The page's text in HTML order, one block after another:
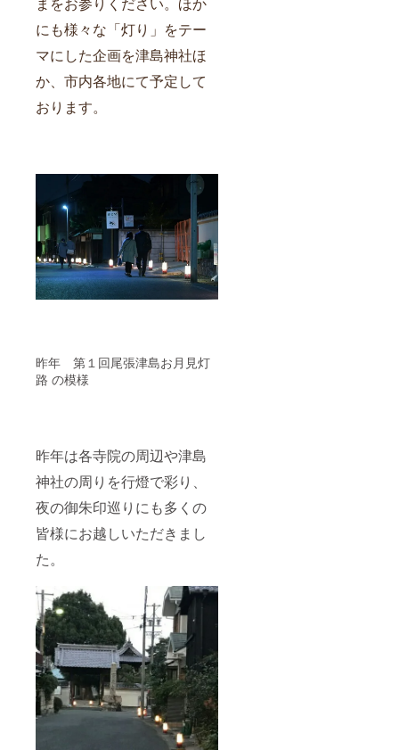
まをお参りください。ほか
にも様々な「灯り」をテー
マにした企画を津島神社ほ
か、市内各地にて予定して
おります。
昨年 第１回尾張津島お月見灯
路 の模様
昨年は各寺院の周辺や津島
神社の周りを行燈で彩り、
夜の御朱印巡りにも多くの
皆様にお越しいただきまし
た。